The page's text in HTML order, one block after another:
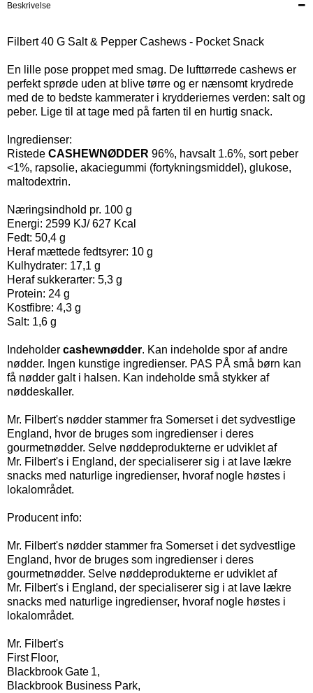
Beskrivelse
Filbert 40 G Salt & Pepper Cashews - Pocket Snack
En lille pose proppet med smag. De lufttørrede cashews er
perfekt sprøde uden at blive tørre og er nænsomt krydrede
med de to bedste kammerater i krydderiernes verden: salt og
peber. Lige til at tage med på farten til en hurtig snack.
Ingredienser:
Ristede CASHEWNØDDER 96%, havsalt 1.6%, sort peber
<1%, rapsolie, akaciegummi (fortykningsmiddel), glukose,
maltodextrin.
Næringsindhold pr. 100 g
Energi: 2599 KJ/ 627 Kcal
Fedt: 50,4 g
Heraf mættede fedtsyrer: 10 g
Kulhydrater: 17,1 g
Heraf sukkerarter: 5,3 g
Protein: 24 g
Kostfibre: 4,3 g
Salt: 1,6 g
Indeholder cashewnødder. Kan indeholde spor af andre
nødder. Ingen kunstige ingredienser. PAS PÅ små børn kan
få nødder galt i halsen. Kan indeholde små stykker af
nøddeskaller.
Mr. Filbert's nødder stammer fra Somerseti det sydvestlige
England, hvor de bruges som ingredienser i deres
gourmetnødder. Selve nøddeprodukterne er udviklet af
Mr. Filbert's i England, der specialiserer sig i at lave lækre
snacks med naturlige ingredienser, hvoraf nogle høstes i
lokalområdet.
Producent info:
Mr. Filbert's nødder stammer fra Somerseti det sydvestlige
England, hvor de bruges som ingredienser i deres
gourmetnødder. Selve nøddeprodukterne er udviklet af
Mr. Filbert's i England, der specialiserer sig i at lave lækre
snacks med naturlige ingredienser, hvoraf nogle høstes i
lokalområdet.
Mr. Filbert's
First Floor,
Blackbrook Gate 1,
Blackbrook Business Park,